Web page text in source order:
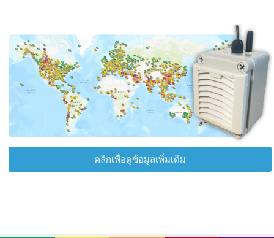
คลิกเพื่อดูข้อมูลเพิ่มเติม